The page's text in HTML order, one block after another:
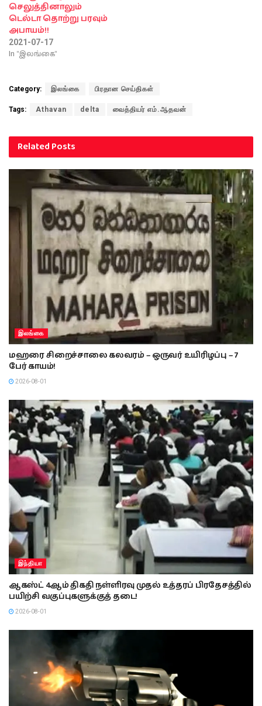
செலுத்தினாலும்
டெல்டா தொற்று பரவும்
அபாயம்!!
2021-07-17
In "இலங்கை"
Category: இலங்கை பிரதான செய்திகள்
Tags: Athavan delta வைத்தியர் எம்.ஆதவன்
RelatedPosts
இலங்கை
மஹரை சிறைச்சாலை கலவரம் – ஒருவர் உயிரிழப்பு – 7
பேர் காயம்!
2026-08-01
இந்தியா
ஆகஸ்ட் 4ஆம் திகதி நள்ளிரவு முதல் உத்தரப் பிரதேசத்தில்
பயிற்சி வகுப்புகளுக்குத் தடை!
2026-08-01